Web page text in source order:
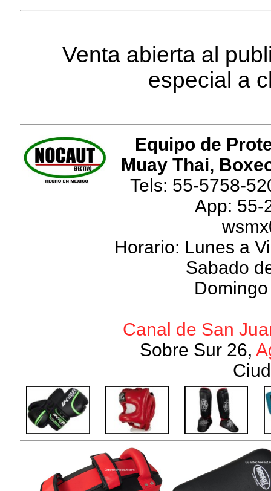
Venta abierta al
especial a
Equipo de
Muay Thai,
Tels: 55-5758-
App: 55-
Horario: Lunes a
Sabado
Canal de San
Sobre Sur 26,